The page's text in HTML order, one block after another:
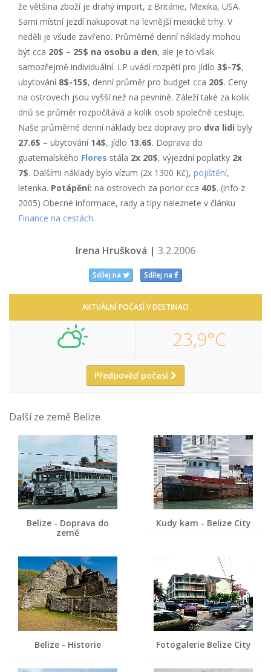
že většina zboží je drahý import, z Británie, Mexika, USA.
Sami místní jezdí nakupovat na levnější mexické trhy. V
neděli je všude zavřeno. Průměrné denní náklady mohou
být cca 20$ – 25$ na osobu a den, ale je to však
samozřejmě individuální. LP uvádí rozpětí pro jídlo 3$-7$,
ubytování 8$-15$, denní průměr pro budget cca 20$. Ceny
na ostrovech jsou vyšší než na pevnině. Záleží také za kolik
dnů se průměr rozpočítává a kolik osob společně cestuje.
Naše průměrné denní náklady bez dopravy pro dva lidi byly
27.6$ – ubytování 14$, jídlo 13.6$. Doprava do
guatemalského Flores stála 2x 20$, výjezdní poplatky 2x
7$. Dalšími náklady bylo vízum (2x 1300 Kč), pojištění,
letenka. Potápění: na ostrovech za ponor cca 40$. (info z
2005) Obecné informace, rady a tipy naleznete v článku
Finance na cestách.
Irena Hrušková | 3.2.2006
Sdílej na Sdílej na
AKTUÁLNÍ POČASÍ V DESTINACI
23,9°C
Předpověď počasí
Další ze země Belize
Belize - Doprava do
země
Kudy kam - Belize City
Belize - Historie Fotogalerie Belize City